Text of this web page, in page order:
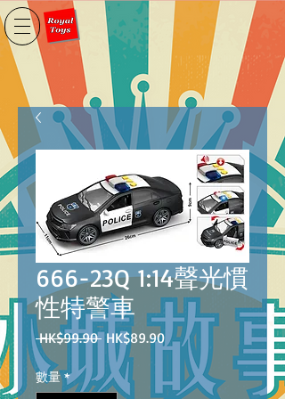
666-23Q 1:14聲光慣
性特警車
HK$99.90 一
般
價
格
HK$89.90促
價
格
數量 *